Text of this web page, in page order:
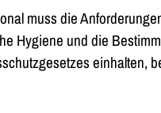
muss die
Hygiene und die
einhalten,